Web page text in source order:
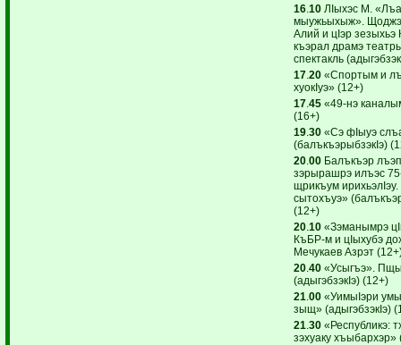
16. 10ЛIыхэс М.
мыужьыхыж».
Алий и цIэр зезыхьэ
къэрал драмэ
спектакль
17. 20«Спортым и
хуокIуэ» (12+)
17. 45«49-нэ
(16+)
19. 30«Сэ фIыуэ
(балъкъэрыбзэкIэ)
20. 00Балъкъэр
зэрырашрэ илъэс
щрикъум
сытохъуэ»
(12+)
20. 10«Зэманымрэ
КъБР-м и цIыхубэ
Мечукаев Азрэт
20. 40«Усыгъэ».
(адыгэбзэкIэ) (12+)
21 00«УимыIэри
зыщ» (адыгэбзэкIэ)
21 30«Республикэ:
зэхуаку хъыбархэр»